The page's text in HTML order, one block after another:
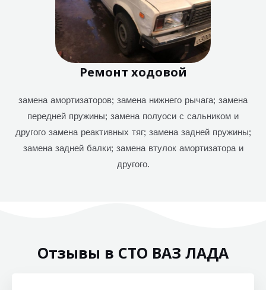
Ремонт ходовой
замена амортизаторов; замена нижнего рычага; замена
передней пружины; замена полуоси с сальником и
другого замена реактивных тяг; замена задней пружины;
замена задней балки; замена втулок амортизатора и
другого.
Отзывы в СТО ВАЗ ЛАДА